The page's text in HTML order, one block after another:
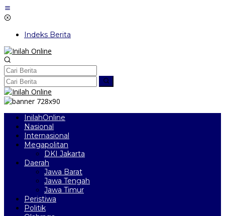
Lewati
ke
Indeks Berita
InilahOnline
Nasional
Internasional
Megapolitan
DKI Jakarta
Daerah
Jawa Barat
Jawa Tengah
Jawa Timur
Peristiwa
Politik